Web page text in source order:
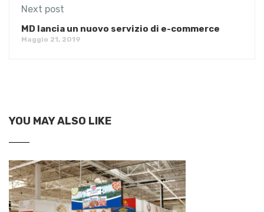
Next post
MD lancia un nuovo servizio di e-commerce
Maggio 21, 2019
YOU MAY ALSO LIKE